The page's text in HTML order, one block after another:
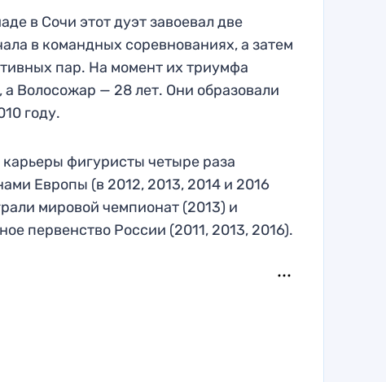
в Сочи этот дуэт завоевал две
в командных соревнованиях, а затем
пар. На момент их триумфа
а Волосожар — 28 лет. Они образовали
году.
фигуристы четыре раза
Европы (в 2012, 2013, 2014 и 2016
мировой чемпионат (2013) и
первенство России (2011, 2013, 2016).